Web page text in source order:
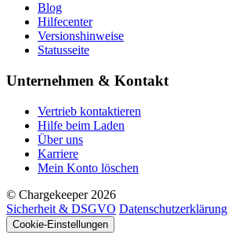
Blog
Hilfecenter
Versionshinweise
Statusseite
Unternehmen & Kontakt
Vertrieb kontaktieren
Hilfe beim Laden
Über uns
Karriere
Mein Konto löschen
© Chargekeeper 2026
Sicherheit & DSGVO Datenschutzerklärung
Cookie-Einstellungen